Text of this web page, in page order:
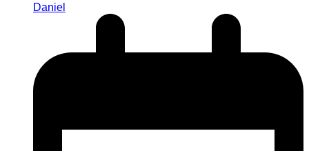
Daniel